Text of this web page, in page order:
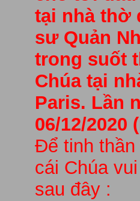
tại nhà thờ
sư Quản
trong suốt
Chúa tại
Paris. Lần
06/12/2020
Để tinh
cái Chúa
sau đây :